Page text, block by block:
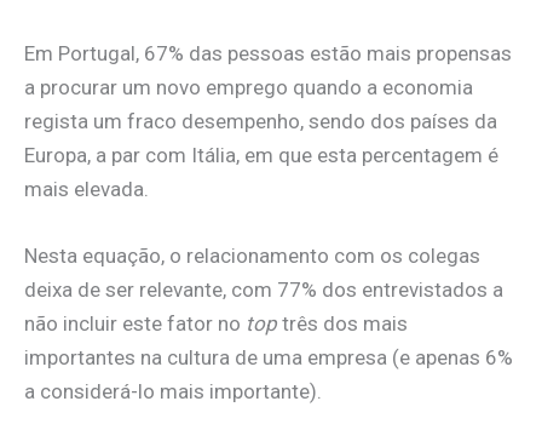
Em Portugal, 67% das pessoas estão mais propensas
a procurar um novo emprego quando a economia
regista um fraco desempenho, sendo dos países da
Europa, a par com Itália, em que esta percentagem é
mais elevada.
Nesta equação, o relacionamento com os colegas
deixa de ser relevante, com 77% dos entrevistados a
não incluir este fator no top três dos mais
importantes na cultura de uma empresa (e apenas 6%
a considerá-lo mais importante).